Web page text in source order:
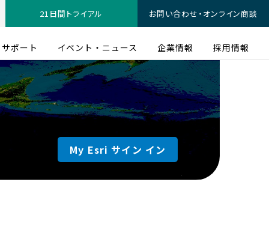
21日間トライアル お問い合わせ・オンライン商談
サポート イベント・ニュース 企業情報 採用情報
My Esri サイン イン